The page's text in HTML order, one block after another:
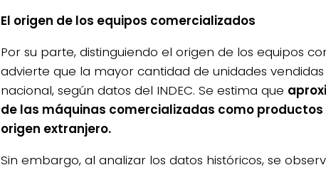
El origen de los equipos comercializados
Por su parte, distinguiendo el origen de los equipos
advierte que la mayor cantidad de unidades
nacional, según datos del INDEC. Se estima que
de las máquinas comercializadas como
origen extranjero.
Sin embargo, al analizar los datos históricos, se